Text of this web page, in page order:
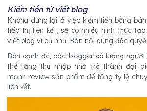
Kiếm tiền từ viết blog
Không dừng lại ở việc kiếm tiền bằng
tiếp thị liên kết, sẽ có nhiều hình thức
viết blog ví dụ như: Bán nội dung độc
Bên cạnh đó, các blogger có lượng
thể tăng thu nhập nhờ trở thành đại
mạnh review sản phẩm để tăng tỷ lệ
liên kết.